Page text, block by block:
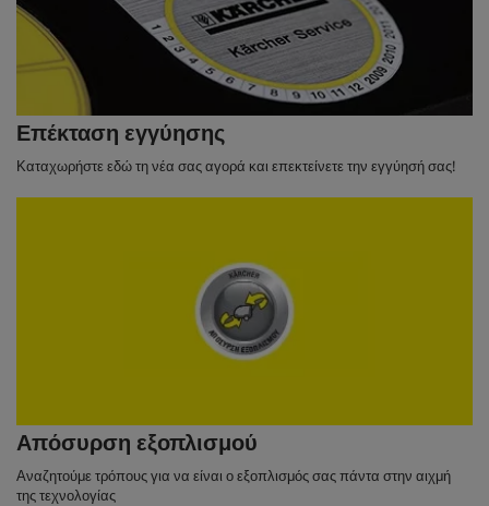
Επέκταση εγγύησης
Καταχωρήστε εδώ τη νέα σας αγορά και επεκτείνετε την εγγύησή σας!
Απόσυρση εξοπλισμού
Αναζητούμε τρόπους για να είναι ο εξοπλισμός σας πάντα στην αιχμή
της τεχνολογίας